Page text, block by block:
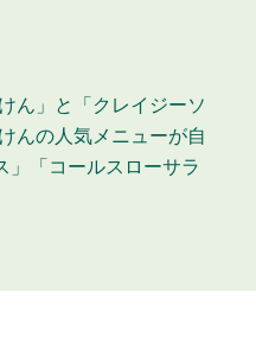
ん」と「クレイジーソ
んの人気メニューが自
」「コールスローサラ